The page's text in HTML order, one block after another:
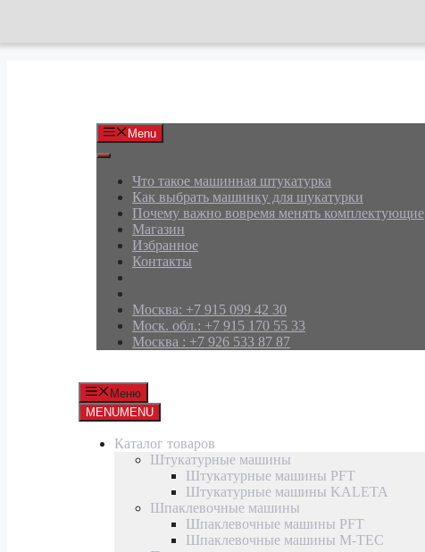
Menu
Что такое машинная штукатурка
Как выбрать машинку для шукатурки
Почему важно вовремя менять комплектующие
Магазин
Избранное
Контакты
Москва: +7 915 099 42 30
Моск. обл.: +7 915 170 55 33
Москва : +7 926 533 87 87
Меню
MENUMENU
Каталог товаров
Штукатурные машины
Штукатурные машины PFT
Штукатурные машины KALETA
Шпаклевочные машины
Шпаклевочные машины PFT
Шпаклевочные машины M-TEC